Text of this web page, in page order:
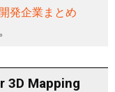
発企業まとめ
3D Mapping